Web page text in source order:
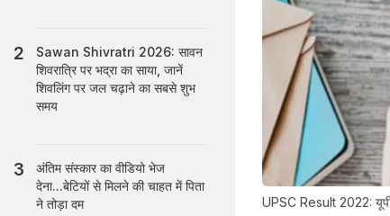
UPSC Result 2022:
Sawan Shivratri 2026: सावन
शिवरात्रि पर भद्रा का साया, जानें
शिवलिंग पर जल चढ़ाने का सबसे शुभ
समय
अंतिम संस्कार का वीडियो भेज
देना...बेटियों से मिलने की चाहत में पिता
ने तोड़ा दम